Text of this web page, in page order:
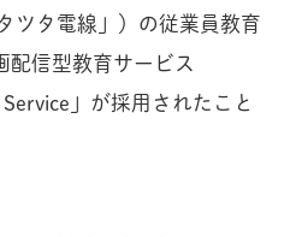
ツタ電線」）の従業員教育
配信型教育サービス
」が採用されたこと